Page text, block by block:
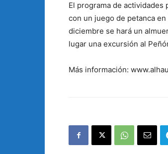
El programa de
con un juego de petanca
diciembre se hará un
lugar una excursión al
Más información: